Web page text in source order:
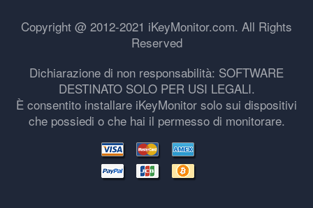
Copyright @ 2012-2021 iKeyMonitor.com. All Rights
Reserved
Dichiarazione di non responsabilità: SOFTWARE
DESTINATO SOLO PER USI LEGALI.
È consentito installare iKeyMonitor solo sui dispositivi
che possiedi o che hai il permesso di monitorare.